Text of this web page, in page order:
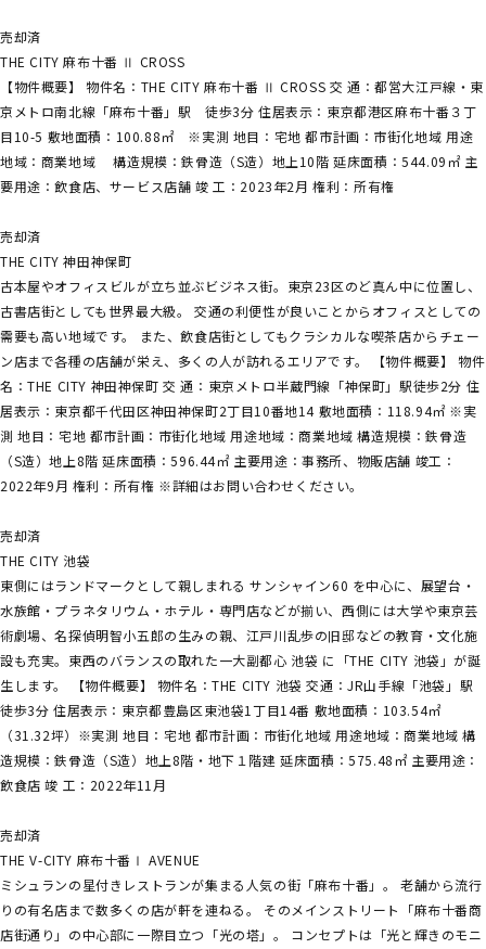
売却済
THE CITY 麻布十番 Ⅱ CROSS
【物件概要】 物件名：THE CITY 麻布十番 Ⅱ CROSS 交 通：都営大江戸線・東
京メトロ南北線「麻布十番」駅 徒歩3分 住居表示：東京都港区麻布十番３丁
目10-5 敷地面積：100.88㎡ ※実測 地目：宅地 都市計画：市街化地域 用途
地域：商業地域 構造規模：鉄骨造（S造）地上10階 延床面積：544.09㎡ 主
要用途：飲食店、サービス店舗 竣 工：2023年2月 権利：所有権
売却済
THE CITY 神田神保町
古本屋やオフィスビルが立ち並ぶビジネス街。東京23区のど真ん中に位置し、
古書店街としても世界最大級。 交通の利便性が良いことからオフィスとしての
需要も高い地域です。 また、飲食店街としてもクラシカルな喫茶店からチェー
ン店まで各種の店舗が栄え、多くの人が訪れるエリアです。 【物件概要】 物件
名：THE CITY 神田神保町 交 通：東京メトロ半蔵門線「神保町」駅徒歩2分 住
居表示：東京都千代田区神田神保町2丁目10番地14 敷地面積：118.94㎡ ※実
測 地目：宅地 都市計画：市街化地域 用途地域：商業地域 構造規模：鉄骨造
（S造）地上8階 延床面積：596.44㎡ 主要用途：事務所、物販店舗 竣工：
2022年9月 権利：所有権 ※詳細はお問い合わせください。
売却済
THE CITY 池袋
東側にはランドマークとして親しまれる サンシャイン60 を中心に、展望台・
水族館・プラネタリウム・ホテル・専門店などが揃い、西側には大学や東京芸
術劇場、名探偵明智小五郎の生みの親、江戸川乱歩の旧邸などの教育・文化施
設も充実。東西のバランスの取れた一大副都心 池袋 に「THE CITY 池袋」が誕
生します。 【物件概要】 物件名：THE CITY 池袋 交通：JR山手線「池袋」駅
徒歩3分 住居表示：東京都豊島区東池袋1丁目14番 敷地面積：103.54㎡
（31.32坪）※実測 地目：宅地 都市計画：市街化地域 用途地域：商業地域 構
造規模：鉄骨造（S造）地上8階・地下１階建 延床面積：575.48㎡ 主要用途：
飲食店 竣 工：2022年11月
売却済
THE V-CITY 麻布十番Ⅰ AVENUE
ミシュランの星付きレストランが集まる人気の街「麻布十番」。 老舗から流行
りの有名店まで数多くの店が軒を連ねる。 そのメインストリート「麻布十番商
店街通り」の中心部に一際目立つ「光の塔」。 コンセプトは「光と輝きのモニ